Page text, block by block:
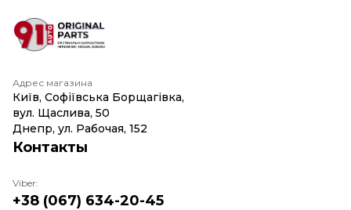
Адрес магазина
Київ, Софіївська Борщагівка,
вул. Щаслива, 50
Днепр, ул. Рабочая, 152
Контакты
Viber:
+38 (067) 634-20-45